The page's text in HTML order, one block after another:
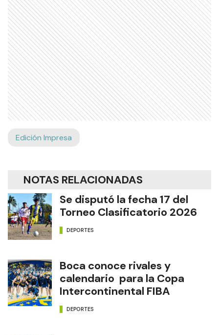
Edición Impresa
NOTAS RELACIONADAS
Se disputó la fecha 17 del
Torneo Clasificatorio 2026
DEPORTES
Boca conoce rivales y
calendario para la Copa
Intercontinental FIBA
DEPORTES